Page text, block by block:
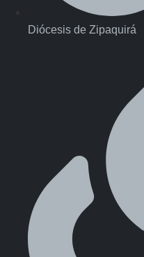
Diócesis de Zipaquirá